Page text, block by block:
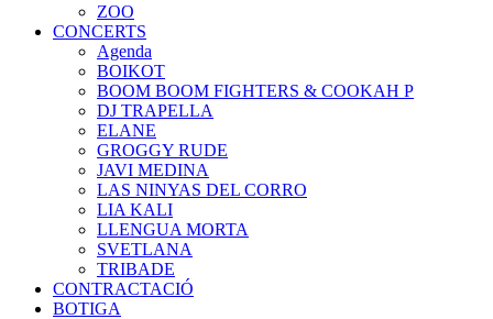
ZOO
CONCERTS
Agenda
BOIKOT
BOOM BOOM FIGHTERS & COOKAH P
DJ TRAPELLA
ELANE
GROGGY RUDE
JAVI MEDINA
LAS NINYAS DEL CORRO
LIA KALI
LLENGUA MORTA
SVETLANA
TRIBADE
CONTRACTACIÓ
BOTIGA